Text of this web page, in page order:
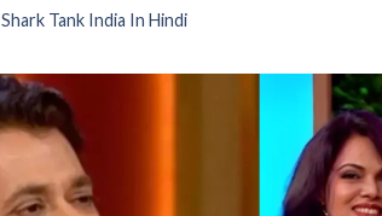
Shark Tank India In Hindi